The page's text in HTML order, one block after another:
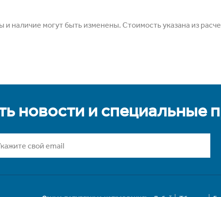
наличие могут быть изменены. Стоимость указана из
новости и специальные